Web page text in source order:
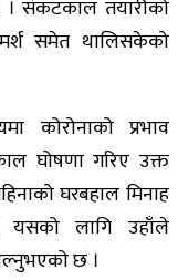
। संकटकाल तयारीको
समेत थालिसकेको
कोरोनाको प्रभाव
घोषणा गरिए उक्त
घरबहाल मिनाह
यसको लागि उहाँले
छ ।